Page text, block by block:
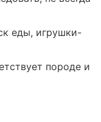
еды, игрушки-
породе и